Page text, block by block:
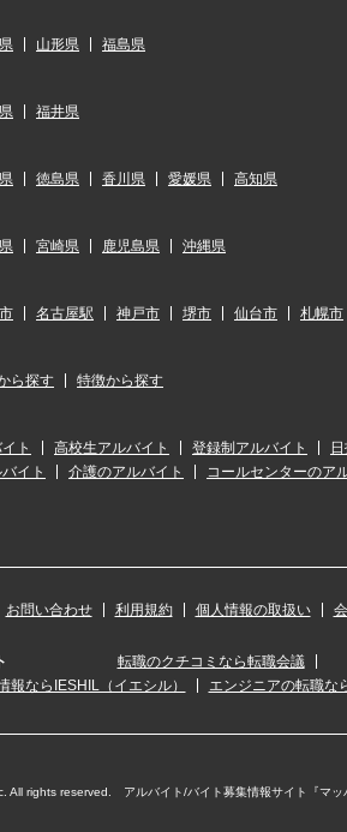
山形県 福島県
福井県
徳島県 香川県 愛媛県 高知県
宮崎県 鹿児島県 沖縄県
名古屋駅 神戸市 堺市 仙台市 札幌市
ら探す 特徴から探す
ト 高校生アルバイト 登録制アルバイト
イト 介護のアルバイト コールセンターのア
お問い合わせ 利用規約 個人情報の取扱い
転職のクチコミなら転職会議
報ならIESHIL（イエシル）
エンジニアの転職な
All rights reserved. アルバイト/バイト募集情報サイト『マッ